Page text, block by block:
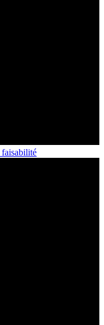
faisabilité